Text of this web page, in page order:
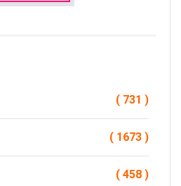
( 731 )
( 1673 )
( 458 )